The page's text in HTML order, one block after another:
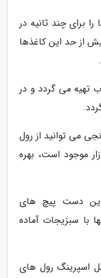
برای چند ثانیه در
از حد این کاغذها
تهیه می گردد و در
می توانید از رول
موجود است، بهره
این دست پیچ های
با سبزیجات آماده
اسپرینگ رول های